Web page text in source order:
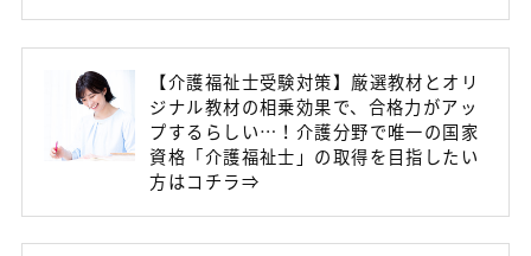
【介護福祉士受験対策】厳選教材とオリ
ジナル教材の相乗効果で、合格力がアッ
プするらしい…！介護分野で唯一の国家
資格「介護福祉士」の取得を目指したい
方はコチラ⇒